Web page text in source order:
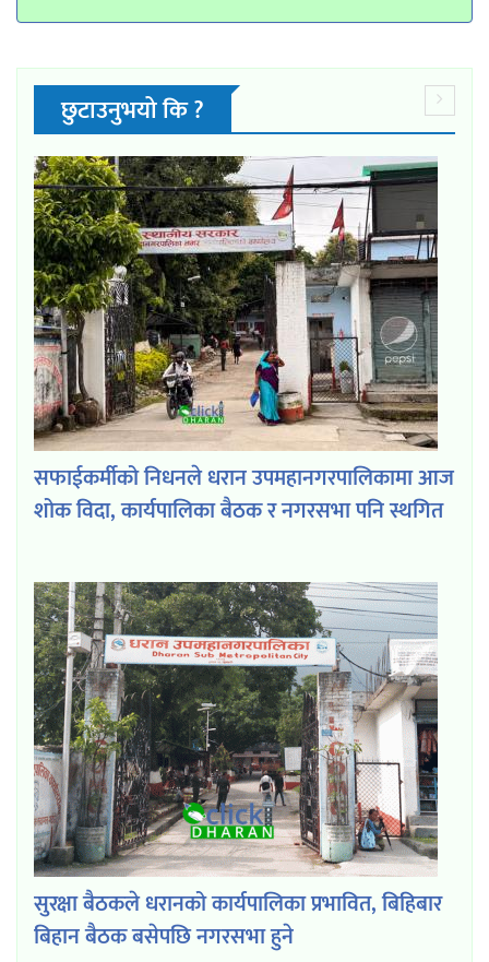
छुटाउनुभयो कि ?
सफाईकर्मीको निधनले धरान उपमहानगरपालिकामा आज
शोक विदा, कार्यपालिका बैठक र नगरसभा पनि स्थगित
सुरक्षा बैठकले धरानको कार्यपालिका प्रभावित, बिहिबार
बिहान बैठक बसेपछि नगरसभा हुने